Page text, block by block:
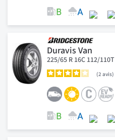
Duravis Van
225/65 R 16C 112/110T
2 avis